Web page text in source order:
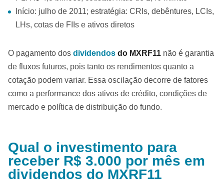
Início: julho de 2011; estratégia: CRIs, debêntures, LCIs,
LHs, cotas de FIIs e ativos diretos
O pagamento dos dividendos do MXRF11 não é garantia
de fluxos futuros, pois tanto os rendimentos quanto a
cotação podem variar. Essa oscilação decorre de fatores
como a performance dos ativos de crédito, condições de
mercado e política de distribuição do fundo.
Qual o investimento para
receber R$ 3.000 por mês em
dividendos do MXRF11